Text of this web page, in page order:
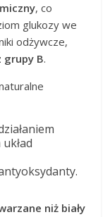
, co
glukozy we
odżywcze,
grupy B.
niż biały